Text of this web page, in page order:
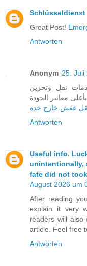
Schlüsseldienst
Great Post!
Antworten
Anonym 25. Juli
نقل وتخزين
عفش خارج جدة
Antworten
Useful info.
unintentionally,
fate did not
August 2026 um
After reading
explain it very
readers will
article. Feel free
Antworten